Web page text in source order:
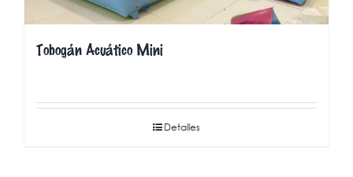
Tobogán Acuático Mini
Detalles